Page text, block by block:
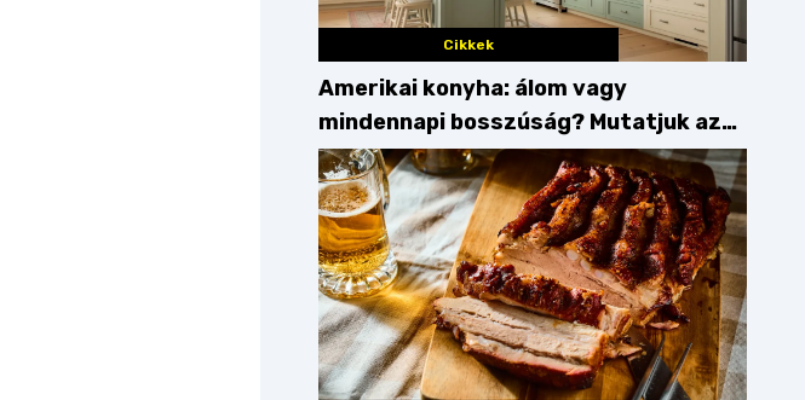
Cikkek
Amerikai konyha: álom vagy
mindennapi bosszúság? Mutatjuk az
érveket